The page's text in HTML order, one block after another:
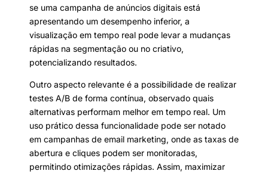
se uma campanha de anúncios digitais está
apresentando um desempenho inferior, a
visualização em tempo real pode levar a mudanças
rápidas na segmentação ou no criativo,
potencializando resultados.
Outro aspecto relevante é a possibilidade de realizar
testes A/B de forma contínua, observado quais
alternativas performam melhor em tempo real. Um
uso prático dessa funcionalidade pode ser notado
em campanhas de email marketing, onde as taxas de
abertura e cliques podem ser monitoradas,
permitindo otimizações rápidas. Assim, maximizar